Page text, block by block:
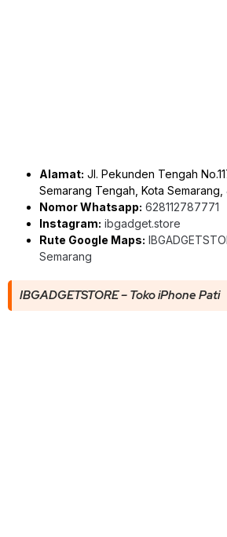
Alamat: Jl. Pekunden Tengah
Semarang Tengah, Kota
Nomor Whatsapp: 628112787771
Instagram: ibgadget.store
Rute Google Maps:
Semarang
IBGADGETSTORE – Toko iPhone Pati